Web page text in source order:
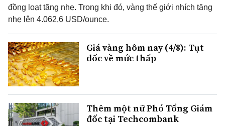
đồng loạt tăng nhẹ. Trong khi đó, vàng thế giới nhích tăng
nhẹ lên 4.062,6 USD/ounce.
Giá vàng hôm nay (4/8): Tụt
dốc về mức thấp
Thêm một nữ Phó Tổng Giám
đốc tại Techcombank